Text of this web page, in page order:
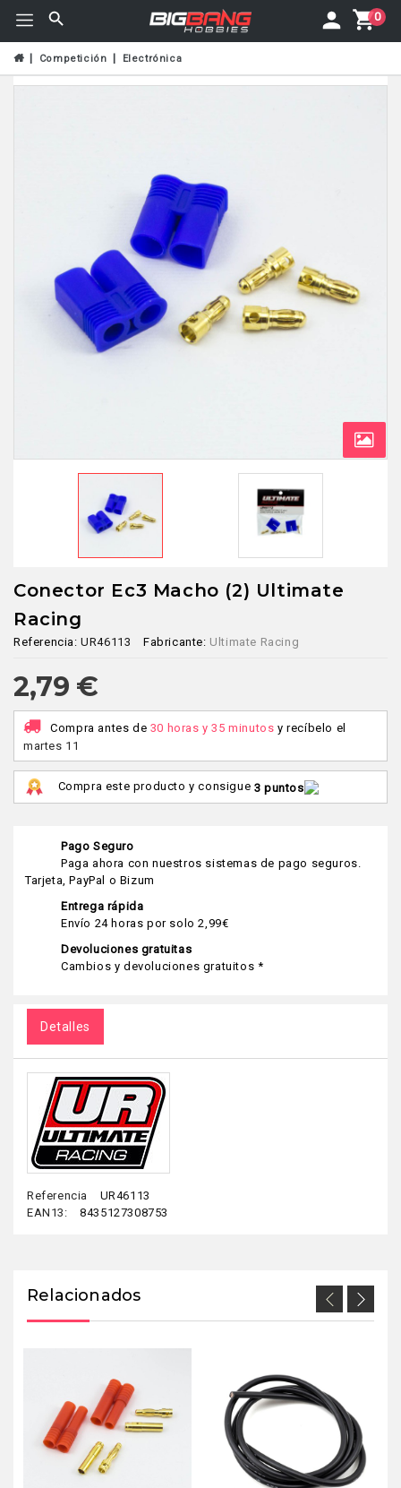
0
Competición Electrónica
Conector Ec3 Macho (2) Ultimate
Racing
Referencia: UR46113 Fabricante: Ultimate Racing
2,79 €
Compra antes de 30 horas y 35 minutos y recíbelo el
martes 11
Compra este producto y consigue 3 puntos
Pago Seguro
Paga ahora con nuestros sistemas de pago seguros.
Tarjeta, PayPal o Bizum
Entrega rápida
Envío 24 horas por solo 2,99€
Devoluciones gratuitas
Cambios y devoluciones gratuitos *
Detalles
Referencia
UR46113
EAN13:
8435127308753
Relacionados